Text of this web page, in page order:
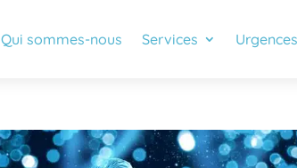
Qui sommes-nous Services Urgences